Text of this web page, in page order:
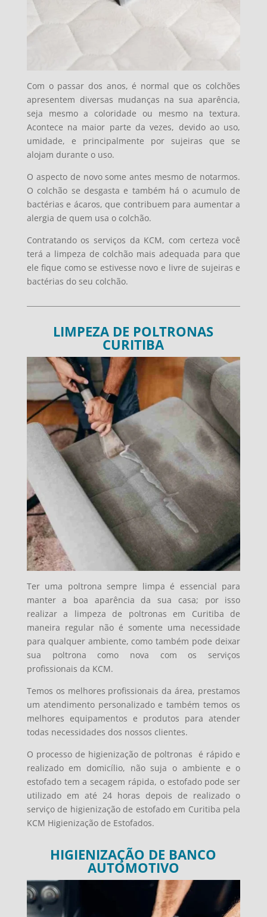
Com o passar dos anos, é normal que os colchões
apresentem diversas mudanças na sua aparência,
seja mesmo a coloridade ou mesmo na textura.
Acontece na maior parte da vezes, devido ao uso,
umidade, e principalmente por sujeiras que se
alojam durante o uso.
O aspecto de novo some antes mesmo de notarmos.
O colchão se desgasta e também há o acumulo de
bactérias e ácaros, que contribuem para aumentar a
alergia de quem usa o colchão.
Contratando os serviços da KCM, com certeza você
terá a limpeza de colchão mais adequada para que
ele fique como se estivesse novo e livre de sujeiras e
bactérias do seu colchão.
LIMPEZA DE POLTRONAS
CURITIBA
Ter uma poltrona sempre limpa é essencial para
manter a boa aparência da sua casa; por isso
realizar a limpeza de poltronas em Curitiba de
maneira regular não é somente uma necessidade
para qualquer ambiente, como também pode deixar
sua poltrona como nova com os serviços
profissionais da KCM.
Temos os melhores profissionais da área, prestamos
um atendimento personalizado e também temos os
melhores equipamentos e produtos para atender
todas necessidades dos nossos clientes.
O processo de higienização de poltronas é rápido e
realizado em domicílio, não suja o ambiente e o
estofado tem a secagem rápida, o estofado pode ser
utilizado em até 24 horas depois de realizado o
serviço de higienização de estofado em Curitiba pela
KCM Higienização de Estofados.
HIGIENIZAÇÃO DE BANCO
AUTOMOTIVO